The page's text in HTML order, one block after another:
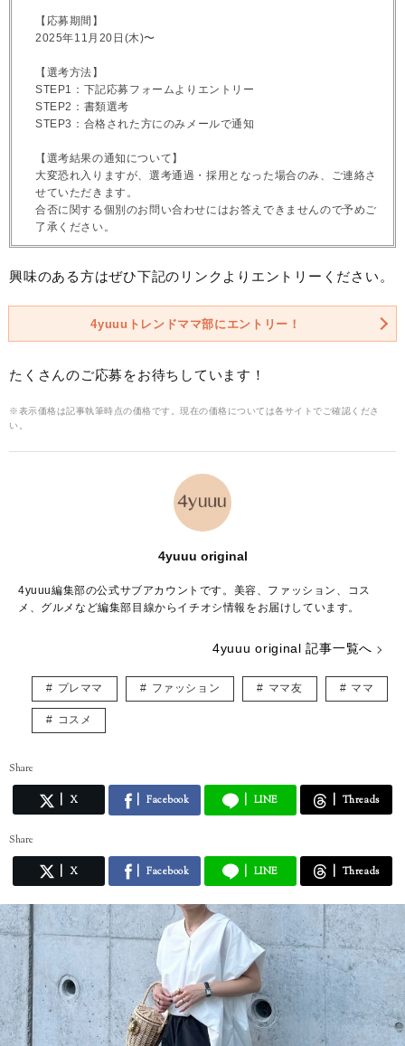
【応募期間】
2025年11月20日(木)〜
【選考方法】
STEP1：下記応募フォームよりエントリー
STEP2：書類選考
STEP3：合格された方にのみメールで通知
【選考結果の通知について】
大変恐れ入りますが、選考通過・採用となった場合のみ、ご連絡さ
せていただきます。
合否に関する個別のお問い合わせにはお答えできませんので予めご
了承ください。
興味のある方はぜひ下記のリンクよりエントリーください。
4yuuuトレンドママ部にエントリー！
たくさんのご応募をお待ちしています！
※表示価格は記事執筆時点の価格です。現在の価格については各サイトでご確認くださ
い。
4yuuu original
4yuuu編集部の公式サブアカウントです。美容、ファッション、コス
メ、グルメなど編集部目線からイチオシ情報をお届けしています。
4yuuu original 記事一覧へ
プレママ ファッション ママ友 ママ
コスメ
Share
X Facebook LINE Threads
Share
X Facebook LINE Threads